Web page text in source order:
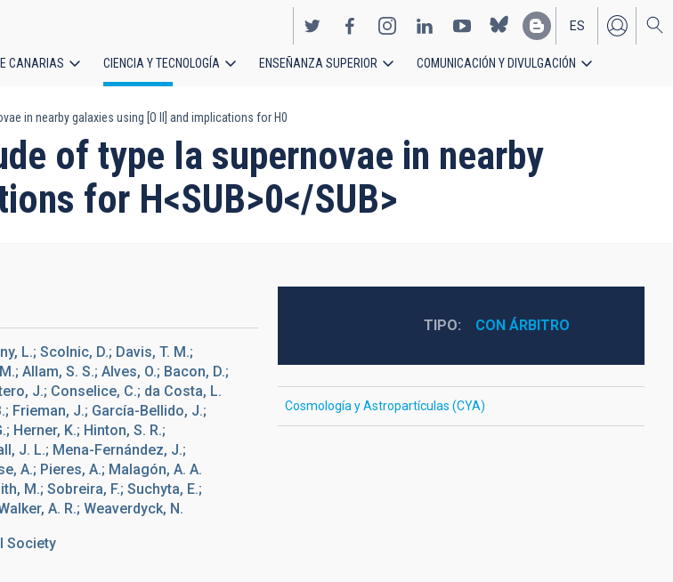
EN
ES
CANARIAS CIENCIA Y TECNOLOGÍA ENSEÑANZA SUPERIOR COMUNICACIÓN Y DIVULGACIÓN
in nearby galaxies using [O II] and implications for H0
of type Ia supernovae in nearby
for H<SUB>0</SUB>
L.; Scolnic, D.; Davis, T. M.;
Allam, S. S.; Alves, O.; Bacon, D.;
J.; Conselice, C.; da Costa, L.
Frieman, J.; García-Bellido, J.;
Herner, K.; Hinton, S. R.;
J. L.; Mena-Fernández, J.;
A.; Pieres, A.; Malagón, A. A.
M.; Sobreira, F.; Suchyta, E.;
A. R.; Weaverdyck, N.
Society
TIPO CON ÁRBITRO
Cosmología y Astropartículas (CYA)